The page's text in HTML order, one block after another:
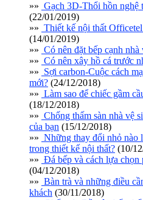
»» Gạch 3D-Thổi hồn nghệ
(22/01/2019)
»» Thiết kế nội thất
(14/01/2019)
»» Có nên đặt bếp cạnh
»» Có nên xây hồ cá trước
»» Sợi carbon-Cuộc cách
mới? (24/12/2018)
»» Làm sao để chiếc gầm
(18/12/2018)
»» Chống thấm sàn nhà vệ
của bạn (15/12/2018)
»» Những thay đổi nhỏ nào
trong thiết kế nội thất? (10/
»» Đá bếp và cách lựa chọn
(04/12/2018)
»» Bàn trà và những điều
khách (30/11/2018)